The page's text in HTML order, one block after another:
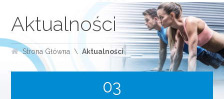
Aktualności
Strona Główna Aktualności
03